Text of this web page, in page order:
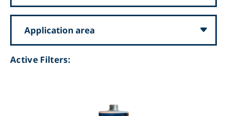
Application area
Active Filters: